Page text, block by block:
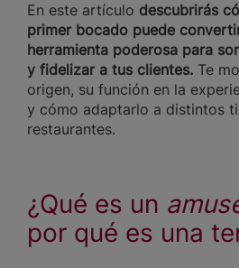
En este artículo descubrirás
primer bocado puede
herramienta poderosa para
y fidelizar a tus clientes. Te
origen, su función en la
y cómo adaptarlo a distintos
restaurantes.
¿Qué es un
por qué es una